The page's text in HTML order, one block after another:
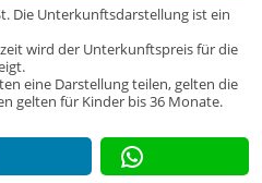
Die Unterkunftsdarstellung ist ein
wird der Unterkunftspreis für die
eine Darstellung teilen, gelten die
gelten für Kinder bis 36 Monate.